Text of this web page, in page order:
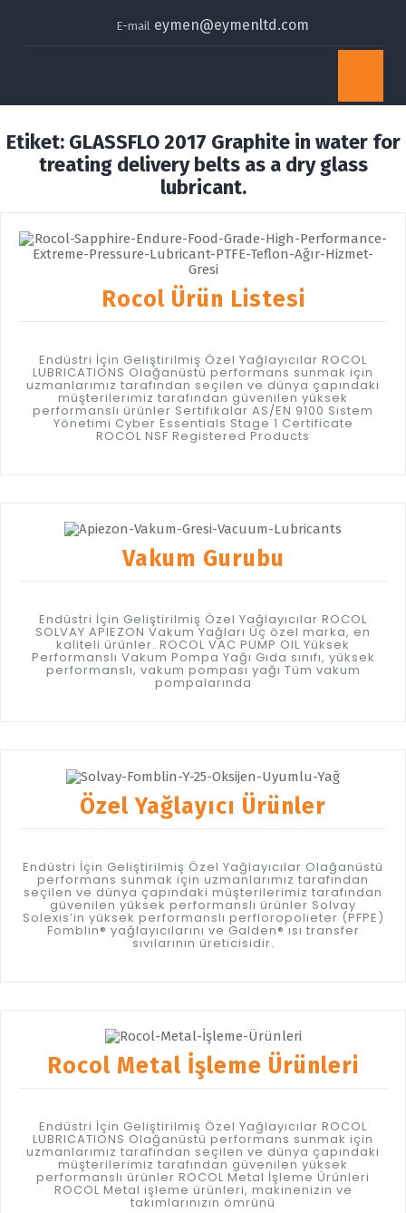
E-mail eymen@eymenltd.com
Etiket: GLASSFLO 2017 Graphite in water for
treating delivery belts as a dry glass
lubricant.
Rocol Ürün Listesi
Endüstri İçin Geliştirilmiş Özel Yağlayıcılar ROCOL
LUBRICATIONS Olağanüstü performans sunmak için
uzmanlarımız tarafından seçilen ve dünya çapındaki
müşterilerimiz tarafından güvenilen yüksek
performanslı ürünler Sertifikalar AS/EN 9100 Sistem
Yönetimi Cyber Essentials Stage 1 Certificate
ROCOL NSF Registered Products
Vakum Gurubu
Endüstri İçin Geliştirilmiş Özel Yağlayıcılar ROCOL
SOLVAY APIEZON Vakum Yağları Üç özel marka, en
kaliteli ürünler. ROCOL VAC PUMP OIL Yüksek
Performanslı Vakum Pompa Yağı Gıda sınıfı, yüksek
performanslı, vakum pompası yağı Tüm vakum
pompalarında
Özel Yağlayıcı Ürünler
Endüstri İçin Geliştirilmiş Özel Yağlayıcılar Olağanüstü
performans sunmak için uzmanlarımız tarafından
seçilen ve dünya çapındaki müşterilerimiz tarafından
güvenilen yüksek performanslı ürünler Solvay
Solexis’in yüksek performanslı perfloropolieter (PFPE)
Fomblin® yağlayıcılarını ve Galden® ısı transfer
sıvılarının üreticisidir.
Rocol Metal İşleme Ürünleri
Endüstri İçin Geliştirilmiş Özel Yağlayıcılar ROCOL
LUBRICATIONS Olağanüstü performans sunmak için
uzmanlarımız tarafından seçilen ve dünya çapındaki
müşterilerimiz tarafından güvenilen yüksek
performanslı ürünler ROCOL Metal İşleme Ürünleri
ROCOL Metal işleme ürünleri, makinenizin ve
takımlarınızın ömrünü